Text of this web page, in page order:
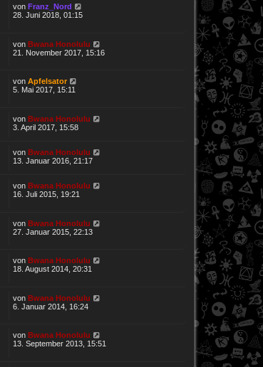
von Franz_Nord
28. Juni 2018, 01:15
von Bwana Honolulu
21. November 2017, 15:16
von Apfelsator
5. Mai 2017, 15:11
von Bwana Honolulu
3. April 2017, 15:58
von Bwana Honolulu
13. Januar 2016, 21:17
von Bwana Honolulu
16. Juli 2015, 19:21
von Bwana Honolulu
27. Januar 2015, 22:13
von Bwana Honolulu
18. August 2014, 20:31
von Bwana Honolulu
6. Januar 2014, 16:24
von Bwana Honolulu
13. September 2013, 15:51